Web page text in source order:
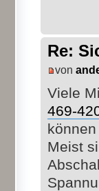
Re:
von
Viele
469-
Meist